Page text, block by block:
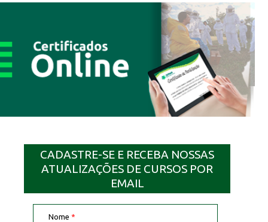
CADASTRE-SE E RECEBA NOSSAS
ATUALIZAÇÕES DE CURSOS POR
EMAIL
Nome *